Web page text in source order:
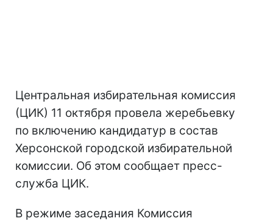
Центральная избирательная комиссия
(ЦИК) 11 октября провела жеребьевку
по включению кандидатур в состав
Херсонской городской избирательной
комиссии. Об этом сообщает пресс-
служба ЦИК.
В режиме заседания Комиссия